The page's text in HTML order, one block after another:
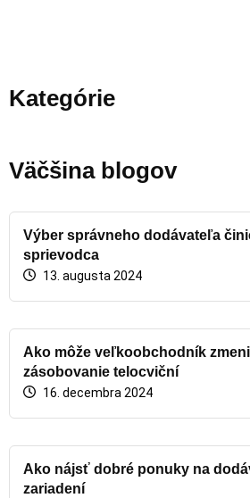
Kategórie
Väčšina blogov
Výber správneho dodávateľa
sprievodca
13. augusta 2024
Ako môže veľkoobchodník
zásobovanie telocviční
16. decembra 2024
Ako nájsť dobré ponuky na
zariadení